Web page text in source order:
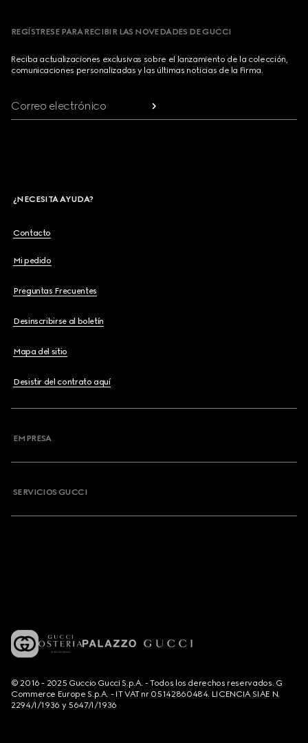
REGÍSTRESE PARA RECIBIR LAS NOVEDADES DE GUCCI
Reciba actualizaciones exclusivas sobre el lanzamiento de la colección,
comunicaciones personalizadas y las últimas noticias de la Firma.
Correo electrónico
¿NECESITA AYUDA?
Contacto
Mi pedido
Preguntas Frecuentes
Desinscribirse al boletín
Mapa del sitio
Desistir del contrato aquí
EMPRESA
SERVICIOS GUCCI
© 2016 - 2025 Guccio Gucci S.p.A. - Todos los derechos reservados. G
Commerce Europe S.p.A. - IT VAT nr 05142860484. LICENCIA SIAE N.
2294/I/1936 y 5647/I/1936